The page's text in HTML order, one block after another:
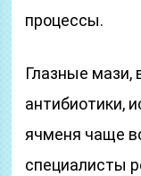
процессы.
Глазные мази,
антибиотики,
ячменя чаще
специалисты